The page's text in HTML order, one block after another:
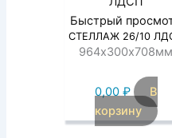
Быстрый
СТЕЛЛАЖ 26/10
964х300х708мм
0,00 ₽
В
корзину